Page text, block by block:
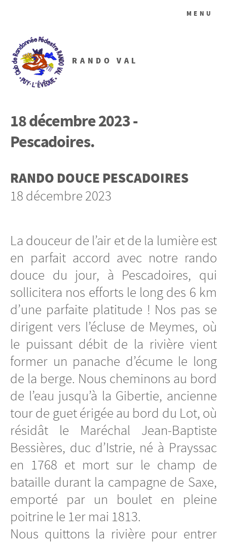
RANDO VAL
MENU
18 décembre 2023 -
Pescadoires.
RANDO DOUCE PESCADOIRES
18 décembre 2023
La douceur de l’air et de la lumière est
en parfait accord avec notre rando
douce du jour, à Pescadoires, qui
sollicitera nos efforts le long des 6 km
d’une parfaite platitude ! Nos pas se
dirigent vers l’écluse de Meymes, où
le puissant débit de la rivière vient
former un panache d’écume le long
de la berge. Nous cheminons au bord
de l’eau jusqu’à la Gibertie, ancienne
tour de guet érigée au bord du Lot, où
résidât le Maréchal Jean-Baptiste
Bessières, duc d’Istrie, né à Prayssac
en 1768 et mort sur le champ de
bataille durant la campagne de Saxe,
emporté par un boulet en pleine
poitrine le 1er mai 1813.
Nous quittons la rivière pour entrer